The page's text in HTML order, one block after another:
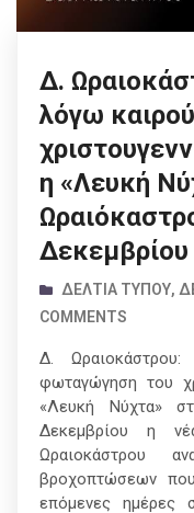
Δ.
λόγω
η «Λευκή
Δεκεμβρίου
ΔΕΛΤΊΑ ΤΎΠΟΥ,
COMMENTS
Δ.
φωταγώγηση του
«Λευκή Νύχτα»
Δεκεμβρίου η
Ωραιοκάστρου
βροχοπτώσεων
επόμενες ημέρες